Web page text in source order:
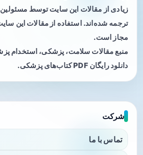
زیادی از مقالات این سایت توسط
ترجمه شده‌اند. استفاده از مقالات این
مجاز است.
منبع مقالات سلامت، پزشکی، استخدام
دانلود رایگان PDF کتاب‌های پزشکی.
شرکت
تماس با ما